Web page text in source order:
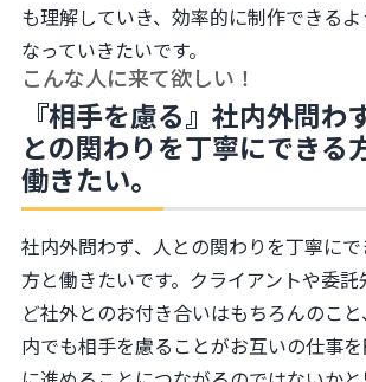
も理解していき、効率的に制作できるよ
なっていきたいです。
こんな人に来て欲しい！
『相手を慮る』社内外問わ
との関わりを丁寧にできる
働きたい。
社内外問わず、人との関わりを丁寧にで
方と働きたいです。クライアントや委託
ど社外とのお付き合いはもちろんのこ
内でも相手を慮ることがお互いの仕事